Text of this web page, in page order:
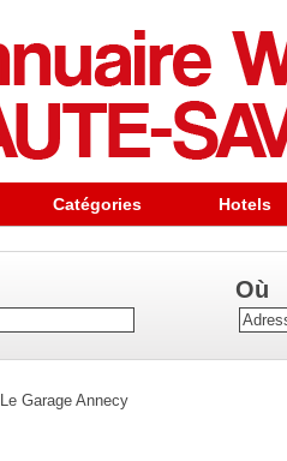
Catégories Hotels
Où
Le Garage Annecy